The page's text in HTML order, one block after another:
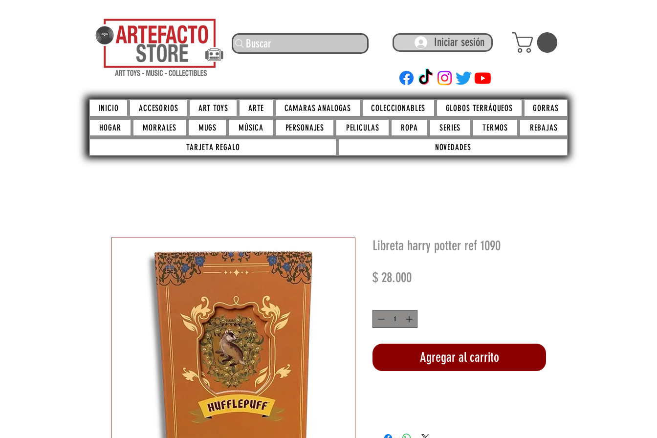
Buscar Iniciar sesión
ARTEFACTO STORE
INICIO ACCESORIOS ART TOYS ARTE CAMARAS ANALOGAS COLECCIONABLES GLOBOS TERRÁQUEOS
GORRAS
HOGAR
MORRALES MUGS MÚSICA PERSONAJES PELICULAS ROPA SERIES TERMOS
REBAJAS
TARJETA REGALO
NOVEDADES
Libreta harry potter ref 1090
$ 28.000Precio
Agregar al carrito